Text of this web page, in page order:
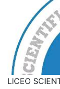
LICEO